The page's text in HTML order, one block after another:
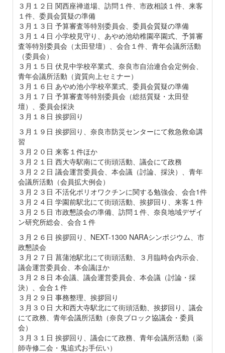
３月１２日 関西座禅道場、訪問１件、市政相談１件、来客
１件、委員会質疑の準備
３月１３日 予算審査等特別委員会、委員会質疑の準備
３月１４日 小学校見守り、あやめ池幼稚園卒園式、予算審
査等特別委員会（太田登壇）、会合１件、青年会議所活動
（委員会）
３月１５日 伏見中学校卒業式、奈良市自治連合会定例会、
青年会議所活動（資質向上セミナー）
３月１６日 あやめ池小学校卒業式、委員会質疑の準備
３月１７日 予算審査等特別委員会（総括質疑・太田登
壇）、委員会採決
３月１８日 挨拶回り
３月１９日 挨拶回り、奈良市防災センターにて救急救命講
習
３月２０日 来客１件ほか
３月２１日 西大寺駅南にて街頭活動、議会にて政務
３月２２日 議会運営委員会、本会議（討論、採決）、青年
会議所活動（会員拡大例会）
３月２３日 不活化ポリオワクチンに関する勉強会、会合1件
３月２４日 学園前駅北にて街頭活動、挨拶回り、来客１件
３月２５日 市政懇談会の準備、訪問１件、奈良地域デザイ
ン研究所総会、会合１件
３月２６日 挨拶回り、NEXT-1300 NARAシンポジウム、市
政懇談会
３月２７日 菖蒲池駅北にて街頭活動、３月臨時会内示会、
議会運営委員会、本会議ほか
３月２８日 本会議、議会運営委員会、本会議（討論・採
決）、会合１件
３月２９日 事務整理、挨拶回り
３月３０日 大和西大寺駅北にて街頭活動、挨拶回り、議会
にて政務、青年会議所活動（奈良ブロック協議会・委員
会）
３月３１日 挨拶回り、議会にて政務、青年会議所活動（薬
師寺修二会・鬼追式お手伝い）